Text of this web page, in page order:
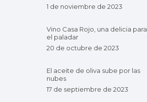
1 de noviembre de 2023
Vino Casa Rojo, una delicia para
el paladar
20 de octubre de 2023
El aceite de oliva sube por las
nubes
17 de septiembre de 2023